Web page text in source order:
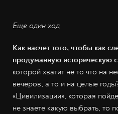
Еще один ход
Как насчет того, чтобы как
продуманную историческую
которой хватит не то что на
вечеров, а то и на целые
«Цивилизации», которая
не знаете какую выбрать, то